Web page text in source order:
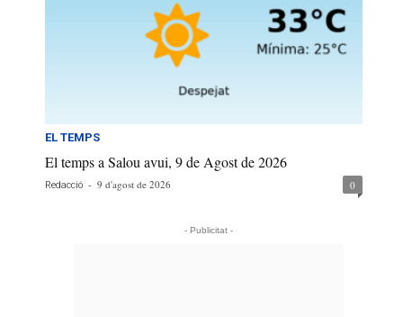
EL TEMPS
El temps a Salou avui, 9 de Agost de 2026
Redacció - 9 d'agost de 2026 0
- Publicitat -